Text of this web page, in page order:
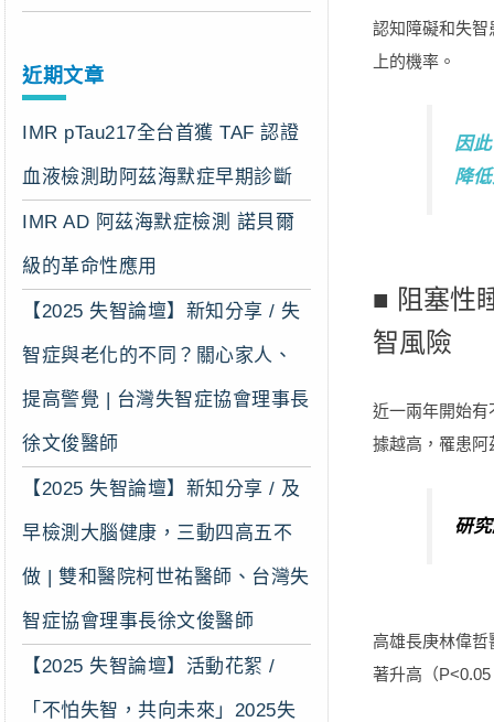
近期文章
IMR pTau217全台首獲 TAF 認證
血液檢測助阿茲海默症早期診斷
IMR AD 阿茲海默症檢測 諾貝爾
級的革命性應用
【2025 失智論壇】新知分享 / 失
智症與老化的不同？關心家人、
提高警覺 | 台灣失智症協會理事長
徐文俊醫師
【2025 失智論壇】新知分享 / 及
早檢測大腦健康，三動四高五不
做 | 雙和醫院柯世祐醫師、台灣失
智症協會理事長徐文俊醫師
【2025 失智論壇】活動花絮 /
「不怕失智，共向未來」2025失
認知障礙和失智
上的機率。
因
降
■ 阻塞性
智風險
近一兩年開始有
據越高，罹患
研
高雄長庚林偉
著升高（